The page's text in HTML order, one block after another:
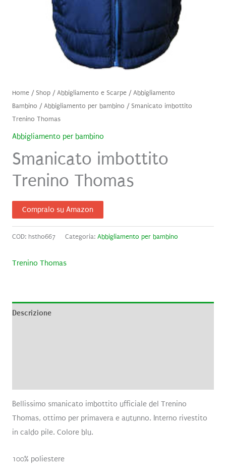
Home/ Shop/Abbigliamento e Scarpe/Abbigliamento
Bambino /Abbigliamento per bambino / Smanicato imbottito
Trenino Thomas
Abbigliamento per bambino
Smanicato imbottito
Trenino Thomas
Compralo su Amazon
COD: hstho667 Categoria: Abbigliamento per bambino
Trenino Thomas
Descrizione
Bellissimo smanicato imbottito ufficiale del Trenino
Thomas, ottimo per primavera e autunno. Interno rivestito
in caldo pile. Colore blu.
100% poliestere